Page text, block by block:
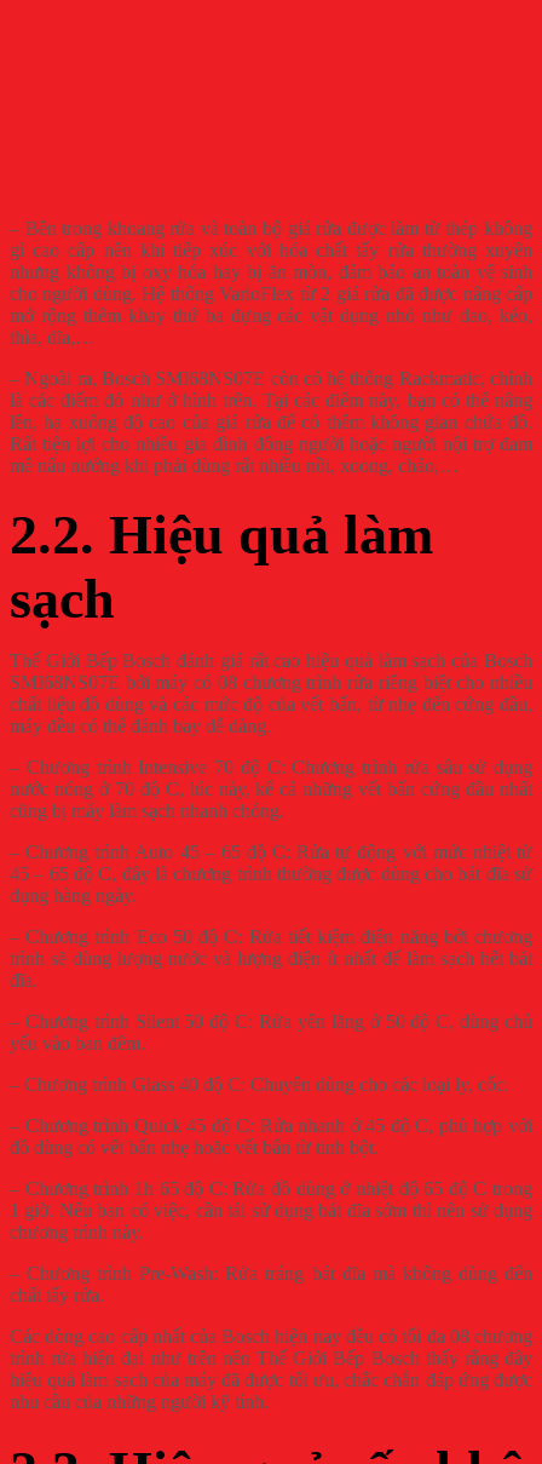
– Bên trong khoang rửa và toàn bộ giá rửa được làm từ thép không
gỉ cao cấp nên khi tiếp xúc với hóa chất tẩy rửa thường xuyên
nhưng không bị oxy hóa hay bị ăn mòn, đảm bảo an toàn vệ sinh
cho người dùng. Hệ thống VarioFlex từ 2 giá rửa đã được nâng cấp
mở rộng thêm khay thứ ba đựng các vật dụng nhỏ như dao, kéo,
thìa, dĩa,…
– Ngoài ra, Bosch SMI68NS07E còn có hệ thống Rackmatic, chính
là các điểm đỏ như ở hình trên. Tại các điểm này, bạn có thể nâng
lên, hạ xuống độ cao của giá rửa để có thêm không gian chứa đồ.
Rất tiện lợi cho nhiều gia đình đông người hoặc người nội trợ đam
mê nấu nướng khi phải dùng rất nhiều nồi, xoong, chảo,…
2.2. Hiệu quả làm
sạch
Thế Giới Bếp Bosch đánh giá rất cao hiệu quả làm sạch của Bosch
SMI68NS07E bởi máy có 08 chương trình rửa riêng biệt cho nhiều
chất liệu đồ dùng và các mức độ của vết bẩn, từ nhẹ đến cứng đầu,
máy đều có thể đánh bay dễ dàng.
– Chương trình Intensive 70 độ C: Chương trình rửa sâu sử dụng
nước nóng ở 70 độ C, lúc này, kể cả những vết bẩn cứng đầu nhất
cũng bị máy làm sạch nhanh chóng.
– Chương trình Auto 45 – 65 độ C: Rửa tự động với mức nhiệt từ
45 – 65 độ C, đây là chương trình thường được dùng cho bát đĩa sử
dụng hàng ngày.
– Chương trình Eco 50 độ C: Rửa tiết kiệm điện năng bởi chương
trình sẽ dùng lượng nước và lượng điện ít nhất để làm sạch hết bát
đĩa.
– Chương trình Silent 50 độ C: Rửa yên lặng ở 50 độ C, dùng chủ
yếu vào ban đêm.
– Chương trình Glass 40 độ C: Chuyên dùng cho các loại ly, cốc.
– Chương trình Quick 45 độ C: Rửa nhanh ở 45 độ C, phù hợp với
đồ dùng có vết bẩn nhẹ hoặc vết bẩn từ tinh bột.
– Chương trình 1h 65 độ C: Rửa đồ dùng ở nhiệt độ 65 độ C trong
1 giờ. Nếu bạn có việc, cần tái sử dụng bát đĩa sớm thì nên sử dụng
chương trình này.
– Chương trình Pre-Wash: Rửa tráng bát đĩa mà không dùng đến
chất tẩy rửa.
Các dòng cao cấp nhất của Bosch hiện nay đều có tối đa 08 chương
trình rửa hiện đại như trên nên Thế Giới Bếp Bosch thấy rằng đây
hiệu quả làm sạch của máy đã được tối ưu, chắc chắn đáp ứng được
nhu cầu của những người kỹ tính.